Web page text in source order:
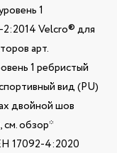
1
2:2014 Velcro® для
арт.
1 ребристый
вид (PU)
двойной шов
см. обзор*
17092-4:2020